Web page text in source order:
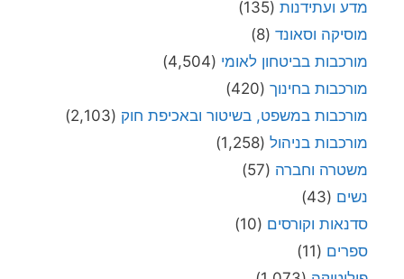
מדע ועתידנות (135)
מוסיקה וסאונד (8)
מורכבות בביטחון לאומי (4,504)
מורכבות בחינוך (420)
מורכבות במשפט, בשיטור ובאכיפת חוק (2,103)
מורכבות בניהול (1,258)
משטרה וחברה (57)
נשים (43)
סדנאות וקורסים (10)
ספרים (11)